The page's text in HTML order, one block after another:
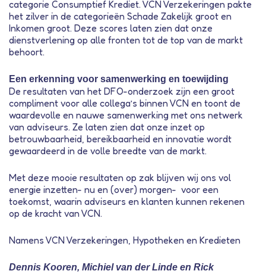
categorie Consumptief Krediet. VCN Verzekeringen pakte
het zilver in de categorieën Schade Zakelijk groot en
Inkomen groot. Deze scores laten zien dat onze
dienstverlening op alle fronten tot de top van de markt
behoort.
Een erkenning voor samenwerking en toewijding
De resultaten van het DFO-onderzoek zijn een groot
compliment voor alle collega’s binnen VCN en toont de
waardevolle en nauwe samenwerking met ons netwerk
van adviseurs. Ze laten zien dat onze inzet op
betrouwbaarheid, bereikbaarheid en innovatie wordt
gewaardeerd in de volle breedte van de markt.
Met deze mooie resultaten op zak blijven wij ons vol
energie inzetten- nu en (over) morgen- voor een
toekomst, waarin adviseurs en klanten kunnen rekenen
op de kracht van VCN.
Namens VCN Verzekeringen, Hypotheken en Kredieten
Dennis Kooren, Michiel van der Linde en Rick